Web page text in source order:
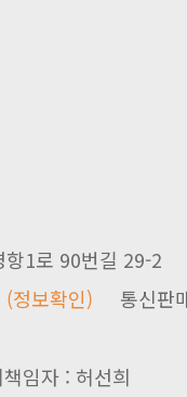
항1로 90번길 29-2
(정보확인) 통신판
임자 : 허선희